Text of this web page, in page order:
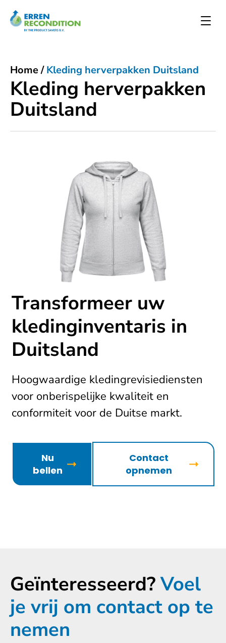
Kleding herverpakken
Duitsland
Home/Kleding herverpakken Duitsland
Transformeer uw
kledinginventaris in
Duitsland
Hoogwaardige kledingrevisiediensten
voor onberispelijke kwaliteit en
conformiteit voor de Duitse markt.
Nu
bellen
Contact
opnemen
Geïnteresseerd?Voel
je vrij om contact op te
nemen